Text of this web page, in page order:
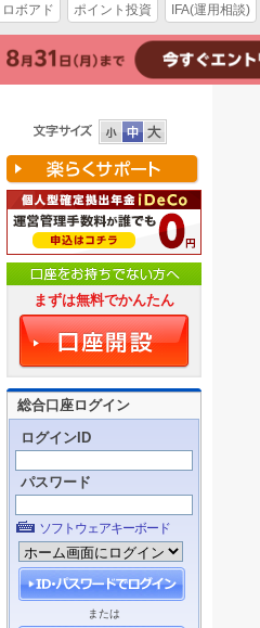
ロボアド ポイント投資 IFA(運用相談)
まずは無料でかんたん
総合口座ログイン
ログインID
パスワード
ソフトウェアキーボード
または